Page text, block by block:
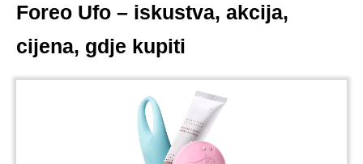
Foreo Ufo – iskustva, akcija,
cijena, gdje kupiti